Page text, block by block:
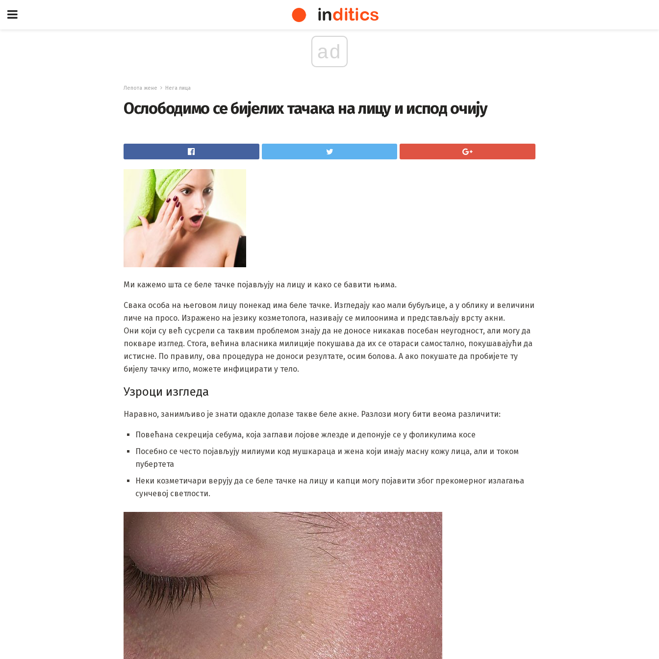
ad
Лепота жене Нега лица
Ослободимо се бијелих тачака на лицу и испод очију
Ми кажемо шта се беле тачке појављују на лицу и како се бавити њима.
Свака особа на његовом лицу понекад има беле тачке. Изгледају као мали бубуљице, а у облику и величини
личе на просо. Изражено на језику козметолога, називају се милоонима и представљају врсту акни.
Они који су већ сусрели са таквим проблемом знају да не доносе никакав посебан неугодност, али могу да
покваре изглед. Стога, већина власника милиције покушава да их се отараси самостално, покушавајући да
истисне. По правилу, ова процедура не доноси резултате, осим болова. А ако покушате да пробијете ту
бијелу тачку игло, можете инфицирати у тело.
Узроци изгледа
Наравно, занимљиво је знати одакле долазе такве беле акне. Разлози могу бити веома различити:
Повећана секреција себума, која заглави лојове жлезде и депонује се у фоликулима косе
Посебно се често појављују милиуми код мушкараца и жена који имају масну кожу лица, али и током
пубертета
Неки козметичари верују да се беле тачке на лицу и капци могу појавити због прекомерног излагања
сунчевој светлости.